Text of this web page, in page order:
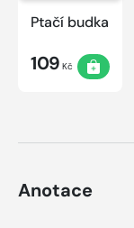
Ptačí budka
109 Kč
Anotace